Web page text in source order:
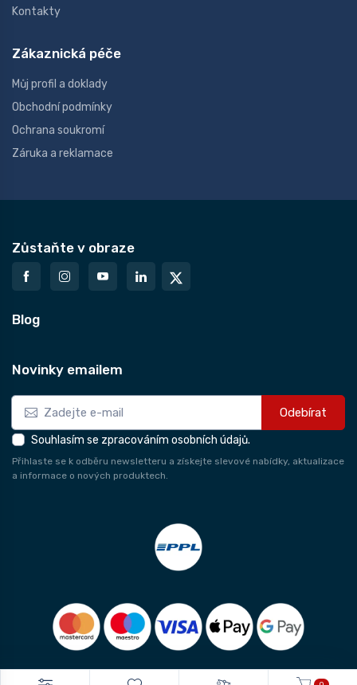
Kontakty
Zákaznická péče
Můj profil a doklady
Obchodní podmínky
Ochrana soukromí
Záruka a reklamace
Zůstaňte v obraze
Blog
Novinky emailem
Odebírat
Souhlasím se zpracováním osobních údajů.
Přihlaste se k odběru newsletteru a získejte slevové nabídky, aktualizace
a informace o nových produktech.